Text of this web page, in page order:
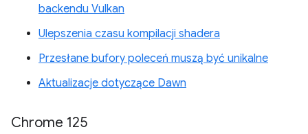
backendu Vulkan
Ulepszenia czasu kompilacji shadera
Przesłane bufory poleceń muszą być unikalne
Aktualizacje dotyczące Dawn
Chrome 125